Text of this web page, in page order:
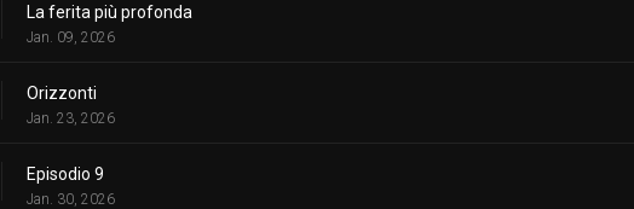
La ferita più profonda
Jan. 09, 2026
Orizzonti
Jan. 23, 2026
Episodio 9
Jan. 30, 2026